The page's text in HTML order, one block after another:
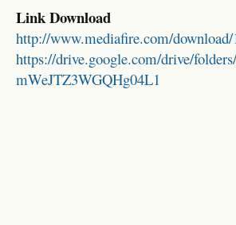
Link Download
http://www.mediafire.com/
https://drive.google.com/drive/
mWeJTZ3WGQHg04L1